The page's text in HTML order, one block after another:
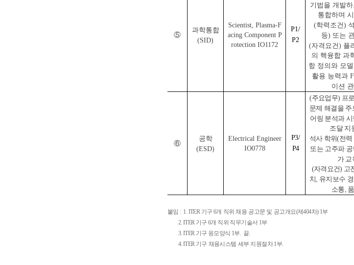
⑤
과학통합
(SID)
Scientist, Plasma-F
acing Component P
rotection IO1172
P1/
P2
기법을 개발
통합하며
(학력조건)
등) 또는
(자격요건) 플
의 핵융합 과
항 정의와 모
활용 능력과
이션
⑥
공학
(ESD)
Electrical Engineer
IO0778
P3/
P4
(주요업무) 프
문제 해결을 주
어링 분석과
조달 지
석사 학위(전
또는 고주파
가 교
(자격요건) 고
치, 유지보수
소통,
붙임 : 1. ITER 기구 6개 직위 채용 공고문 및 공고개요(제404차) 1부
2. ITER 기구 6개 직위 직무기술서 1부
3. ITER 기구 응모양식 1부. 끝.
4. ITER 기구 채용시스템 세부 지원절차1부.